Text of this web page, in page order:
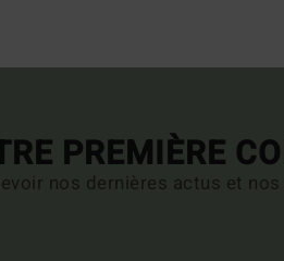
PREMIÈRE
nos dernières actus et